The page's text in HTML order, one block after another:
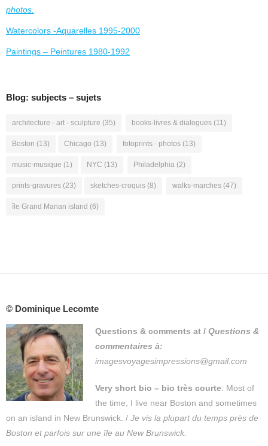
photos.
Watercolors -Aquarelles 1995-2000
Paintings – Peintures 1980-1992
Blog: subjects – sujets
architecture - art - sculpture (35) books-livres & dialogues (11)
Boston (13) Chicago (13) fotoprints - photos (13)
music-musique (1) NYC (13) Philadelphia (2)
prints-gravures (23) sketches-croquis (8) walks-marches (47)
île Grand Manan island (6)
© Dominique Lecomte
Questions & comments at / Questions &
commentaires à:
imagesvoyagesimpressions@gmail.com
Very short bio – bio très courte: Most of
the time, I live near Boston and sometimes
on an island in New Brunswick. / Je vis la plupart du temps près de
Boston et parfois sur une île au New Brunswick.